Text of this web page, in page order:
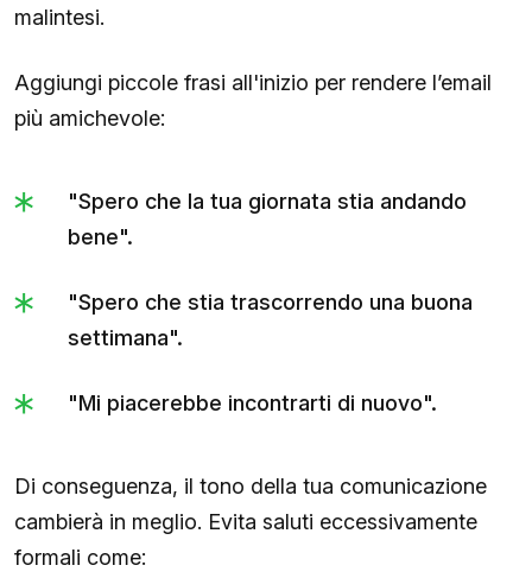
malintesi.
Aggiungi piccole frasi all'inizio per rendere l’email
più amichevole:
"Spero che la tua giornata stia andando
bene".
"Spero che stia trascorrendo una buona
settimana".
"Mi piacerebbe incontrarti di nuovo".
Di conseguenza, il tono della tua comunicazione
cambierà in meglio. Evita saluti eccessivamente
formali come: